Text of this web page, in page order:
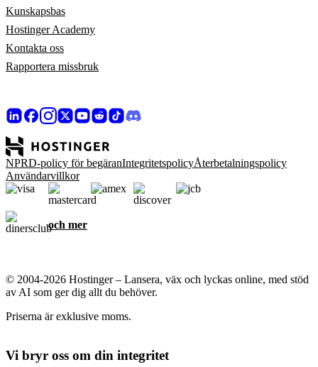
Kunskapsbas
Hostinger Academy
Kontakta oss
Rapportera missbruk
NPRD-policy för begäranIntegritetspolicyÅterbetalningspolicy
Användarvillkor
och mer
© 2004-2026 Hostinger – Lansera, väx och lyckas online, med stöd
av AI som ger dig allt du behöver.
Priserna är exklusive moms.
Vi bryr oss om din integritet